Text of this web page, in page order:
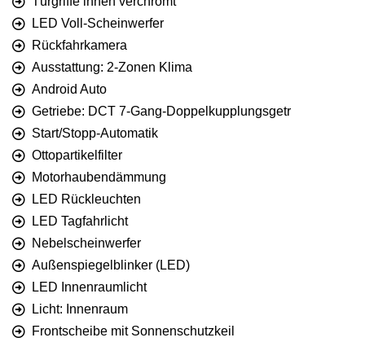
LED Voll-Scheinwerfer
Rückfahrkamera
Ausstattung: 2-Zonen Klima
Android Auto
Getriebe: DCT 7-Gang-Doppelkupplungsgetr
Start/Stopp-Automatik
Ottopartikelfilter
Motorhaubendämmung
LED Rückleuchten
LED Tagfahrlicht
Nebelscheinwerfer
Außenspiegelblinker (LED)
LED Innenraumlicht
Licht: Innenraum
Frontscheibe mit Sonnenschutzkeil